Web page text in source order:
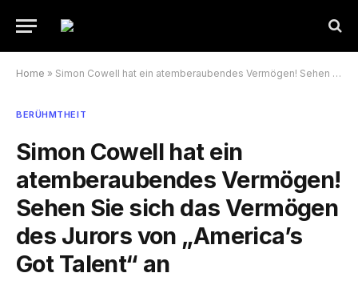
Home » Simon Cowell hat ein atemberaubendes Vermögen! Sehen Sie sich das Vermögen des Jurors von „America’s Got Talent“ an
BERÜHMTHEIT
Simon Cowell hat ein
atemberaubendes Vermögen!
Sehen Sie sich das Vermögen
des Jurors von „America’s
Got Talent“ an